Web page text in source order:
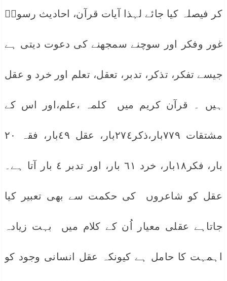
کر فیصلہ کیا جائے لہذا آیات قرآن، احادیث رسولۖ
غور وفکر اور سوچنے سمجھنے کی دعوت دیتی ہے
جیسے تفکر، تذکر، تدبر، تعقل، تعلم اور خرد و عقل
ہیں ۔ قرآن کریم میں کلمہ ،علم،اور اس کے
مشتقات ٧٧٩بار،ذکر٢٧٤بار، عقل ٤٩بار، فقہ ٢٠
بار، فکر١٨بار، خرد ٦١ بار، اور تدبر ٤ بار آتا ہے۔
عقل کو شاعروں کی حکمت سے بھی تعبیر کیا
جاتاہے عقلی معیار اُن کے کلام میں بہت زیادہ
اہمہت کا حامل ہے کیونکہ عقل انسانی وجود کو